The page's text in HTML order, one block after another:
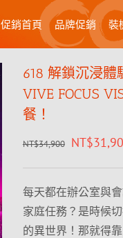
促銷首頁 品牌促銷 裝
618 解鎖沉浸體
VIVE FOCUS
餐！
NT$34,900 NT$
每天都在辦公室與
家庭任務？是時候
的異世界！那就得靠